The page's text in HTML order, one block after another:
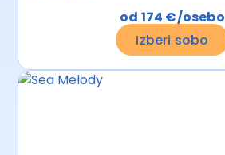
od 174 €/osebo
Izberi sobo